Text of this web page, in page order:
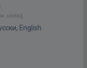
назад
English